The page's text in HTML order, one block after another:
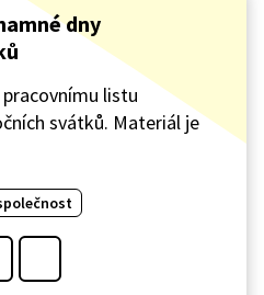
dny
listu
svátků. Materiál je